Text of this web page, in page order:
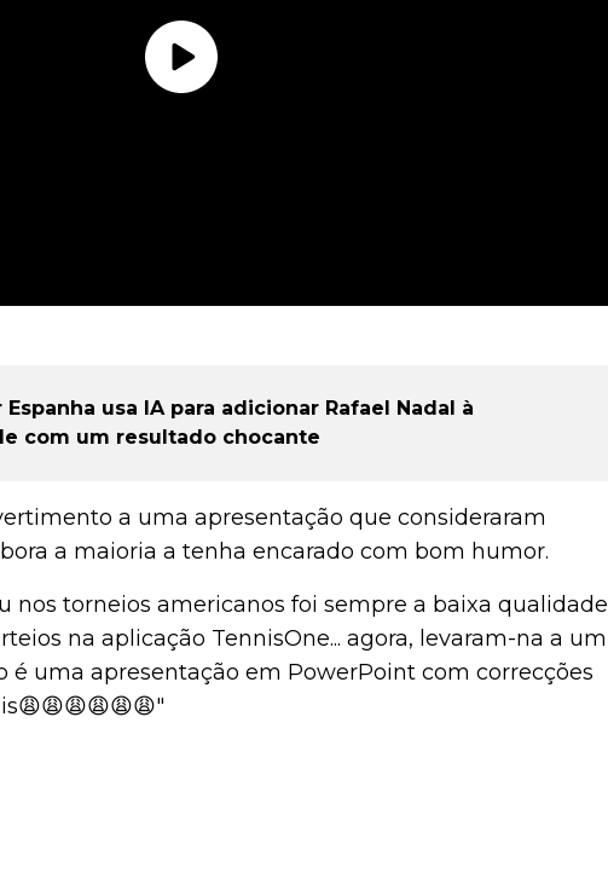
usa IA para adicionar Rafael Nadal à
com um resultado chocante
a uma apresentação que consideraram
a maioria a tenha encarado com bom humor.
nos torneios americanos foi sempre a baixa qualidade
na aplicação TennisOne... agora, levaram-na a um
é uma apresentação em PowerPoint com correcções